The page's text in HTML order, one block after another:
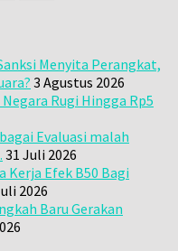
Menyita Perangkat,
3 Agustus 2026
Rugi Hingga Rp5
Evaluasi malah
31 Juli 2026
Kerja Efek B50 Bagi
2026
Baru Gerakan